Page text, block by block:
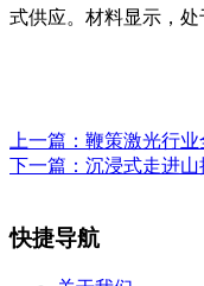
式供应。材料显示，处
上一篇： 鞭策激光行业
下一篇： 沉浸式走进山
快捷导航